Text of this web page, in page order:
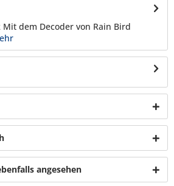
Mit dem Decoder von Rain Bird
angesehen